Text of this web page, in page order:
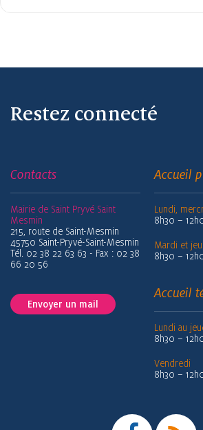
Restez connecté
Contacts
Mairie de Saint Pryvé Saint
Mesmin
215, route de Saint-Mesmin
45750 Saint-Pryvé-Saint-Mesmin
Tél. 02 38 22 63 63 - Fax : 02 38
66 20 56
Envoyer un mail
Accueil
Lundi,
8h30 –
Mardi et
8h30 –
Accueil
Lundi au
8h30 –
Vendredi
8h30 –